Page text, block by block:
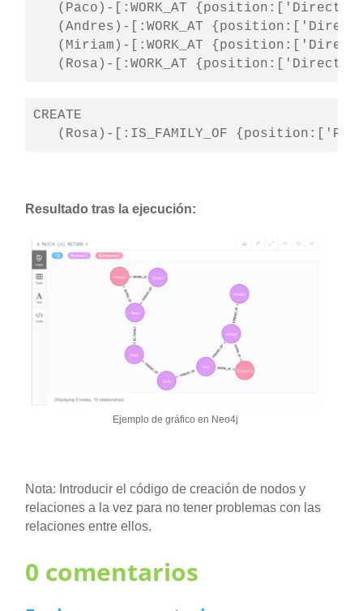
(Paco)-[:WORK_AT
(Andres)-[:WORK_AT
(Miriam)-[:WORK_AT
(Rosa)-[:WORK_AT
CREATE
(Rosa)-[:IS_FAMILY_OF
Resultado tras la ejecución:
Ejemplo de gráfico en Neo4j
Nota: Introducir el código de creación de nodos y
relaciones a la vez para no tener problemas con las
relaciones entre ellos.
0 comentarios